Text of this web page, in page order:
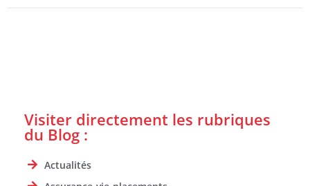
Visiter directement les rubriques
du Blog :
Actualités